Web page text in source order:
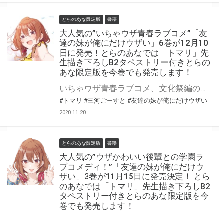
とらのあな限定版 書籍
大人気の”いちゃウザ青春ラブコメ”「友
達の妹が俺にだけウザい」6巻が12月10
日に発売！とらのあなでは「トマリ」先
生描き下ろしB2タペストリー付きとらの
あな限定版を今巻でも発売します！
#トマリ #三河ごーすと #友達の妹が俺にだけウザい
2020.11.20
とらのあな限定版 書籍
大人気の”ウザかわいい後輩との学園ラ
ブコメディ！”「友達の妹が俺にだけウ
ザい」3巻が11月15日に発売決定！ とら
のあなでは「トマリ」先生描き下ろしB2
タペストリー付きとらのあな限定版を今
巻でも発売します！